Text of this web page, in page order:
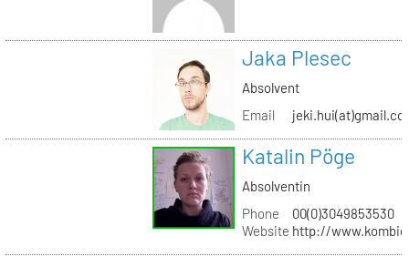
Jaka Plesec
Absolvent
Email
Katalin Pöge
Absolventin
Phone
00(0)3049853530
Website http://